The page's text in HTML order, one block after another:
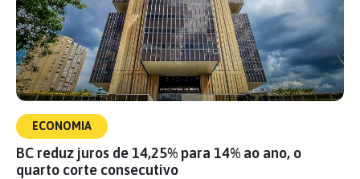
ECONOMIA
BC reduz juros de 14,25% para 14% ao ano, o
quarto corte consecutivo